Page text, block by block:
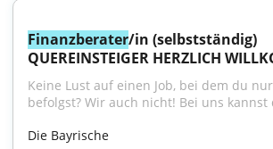
Finanzberater/in (selbstständig)
QUEREINSTEIGER HERZLICH
Keine Lust auf einen Job, bei dem du
befolgst? Wir auch nicht! Bei uns kannst
Die Bayrische